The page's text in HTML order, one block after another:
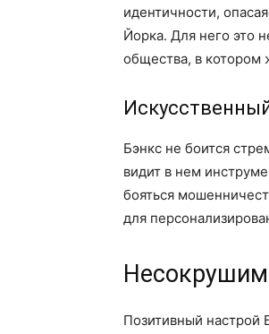
идентичности,
Йорка. Для него это
общества, в котором
Бэнкс не боится
видит в нем
бояться
для
Позитивный настрой